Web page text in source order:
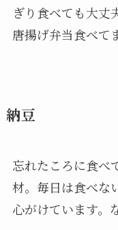
ぎり食べても大丈
唐揚げ弁当食べて
納豆
忘れたころに食べ
材。毎日は食べな
心がけています。